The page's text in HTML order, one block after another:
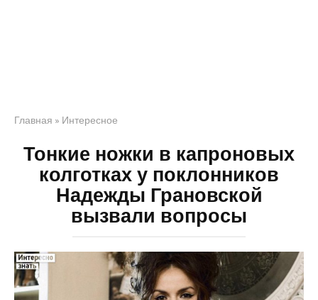
Главная » Интересное
Тонкие ножки в капроновых
колготках у поклонников
Надежды Грановской
вызвали вопросы